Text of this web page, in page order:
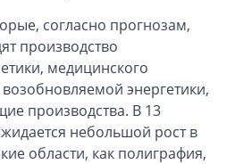
счёт)
физлиц
согласно прогнозам,
производство
медицинского
энергетики,
производства. В 13
небольшой рост в
области, как полиграфия,